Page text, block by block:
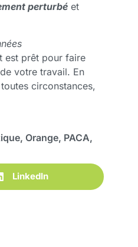
perturbé et
est prêt pour faire
de votre travail. En
circonstances,
, Orange, PACA,
LinkedIn